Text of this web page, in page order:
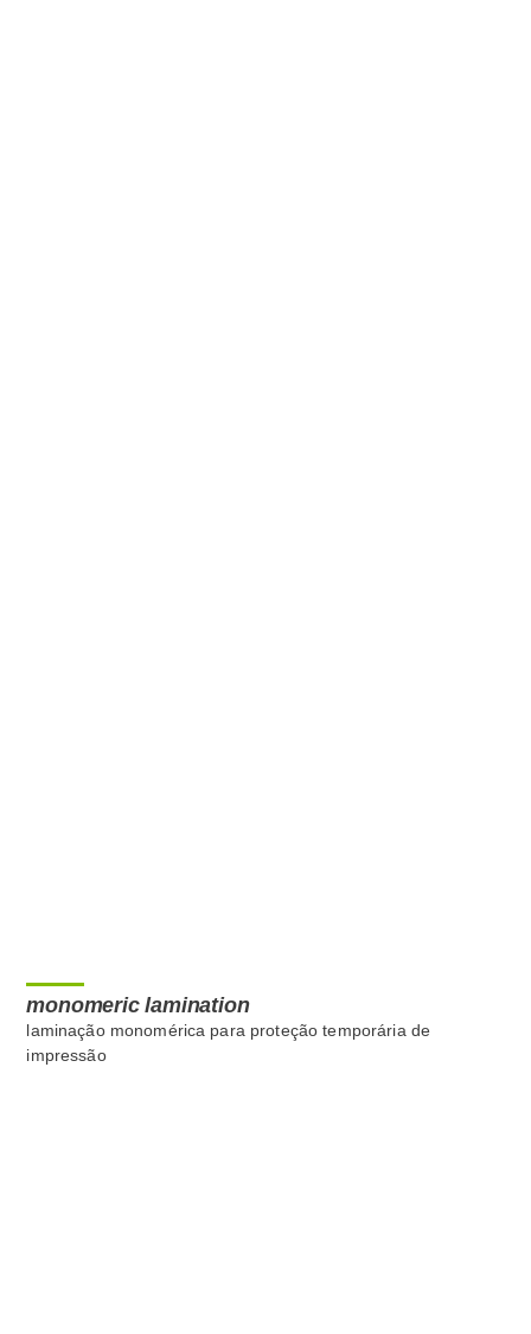
monomeric lamination
laminação monomérica para proteção temporária de
impressão